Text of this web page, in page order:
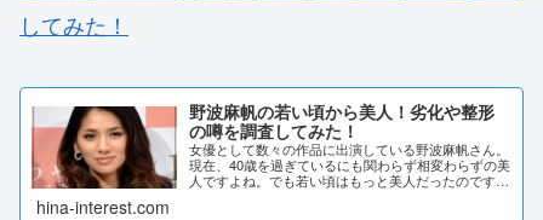
してみた！
野波麻帆の若い頃から美人！劣化や整形
の噂を調査してみた！
女優として数々の作品に出演している野波麻帆さん。
現在、40歳を過ぎているにも関わらず相変わらずの美
人ですよね。でも若い頃はもっと美人だったのです。
hina-interest.com